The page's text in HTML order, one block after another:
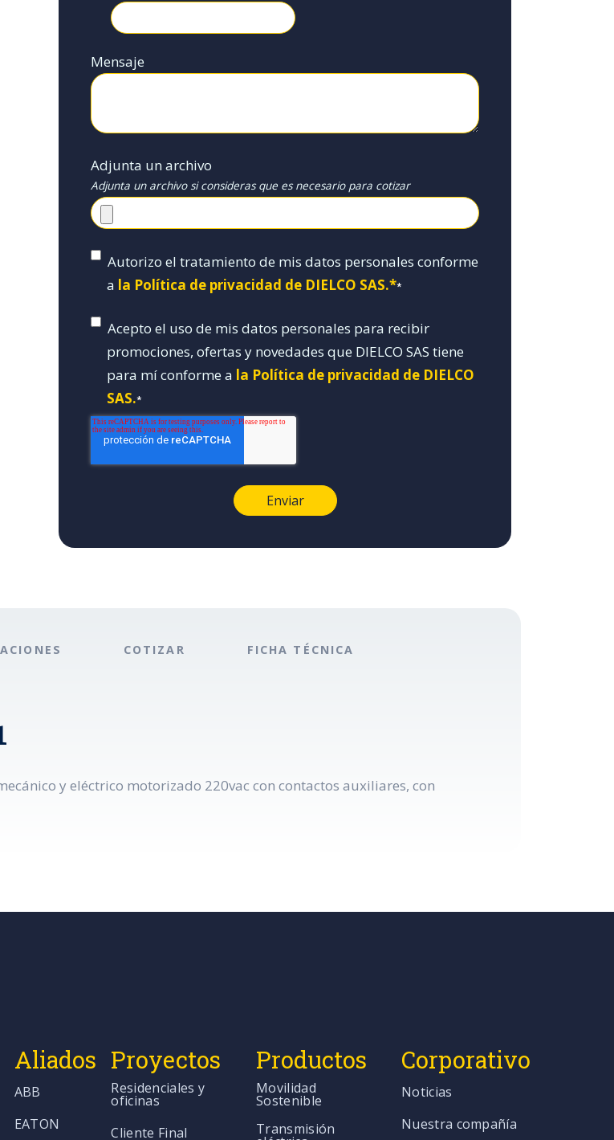
Mensaje
Adjunta un archivo
Adjunta un archivo si consideras que es necesario para cotizar
Autorizo el tratamiento de mis datos personales conforme
a la Política de privacidad de DIELCO SAS.**
Acepto el uso de mis datos personales para recibir
promociones, ofertas y novedades que DIELCO SAS tiene
para mí conforme a la Política de privacidad de DIELCO
SAS.*
COTIZAR FICHA TÉCNICA
y eléctrico motorizado 220vac con contactos auxiliares, con
Aliados
ABB
EATON
Proyectos
Residenciales y
oficinas
Cliente Final
Productos
Movilidad
Sostenible
Transmisión
Corporativo
Noticias
Nuestra compañía